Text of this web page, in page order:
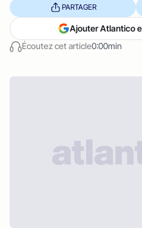
Écoutez cet article0:00min
PARTAGER
Ajouter Atlantico